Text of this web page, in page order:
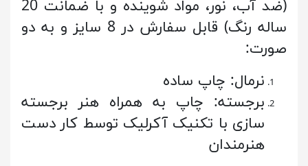
(ضد آب، نور، مواد شوینده و با ضمانت 20
ساله رنگ) قابل سفارش در 8 سایز و به دو
صورت:
نرمال: چاپ ساده
برجسته: چاپ به همراه هنر برجسته
سازی با تکنیک آکرلیک توسط کار دست
هنرمندان